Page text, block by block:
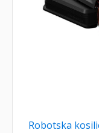
Robotska